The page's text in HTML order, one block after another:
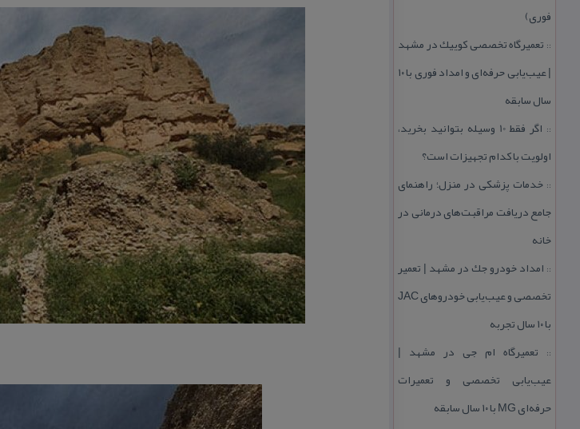
فوری)
:: تعمیرگاه تخصصی كوییك در مشهد
| عیب‌یابی حرفه‌ای و امداد فوری با ۱۰
سال سابقه
::
اگر فقط 10 وسیله بتوانید بخرید،
اولویت با كدام تجهیزات است؟
:: خدمات پزشكی در منزل؛ راهنمای
جامع دریافت مراقبت‌های درمانی در
خانه
:: امداد خودرو جك در مشهد | تعمیر
تخصصی و عیب‌یابی خودروهای JAC
با ۱۰ سال تجربه
:: تعمیرگاه ام جی در مشهد |
عیب‌یابی تخصصی و تعمیرات
حرفه‌ای MG با ۱۰ سال سابقه